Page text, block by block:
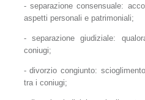
- separazione consensuale:
aspetti personali e patrimoniali;
- separazione giudiziale:
coniugi;
- divorzio congiunto:
tra i coniugi;